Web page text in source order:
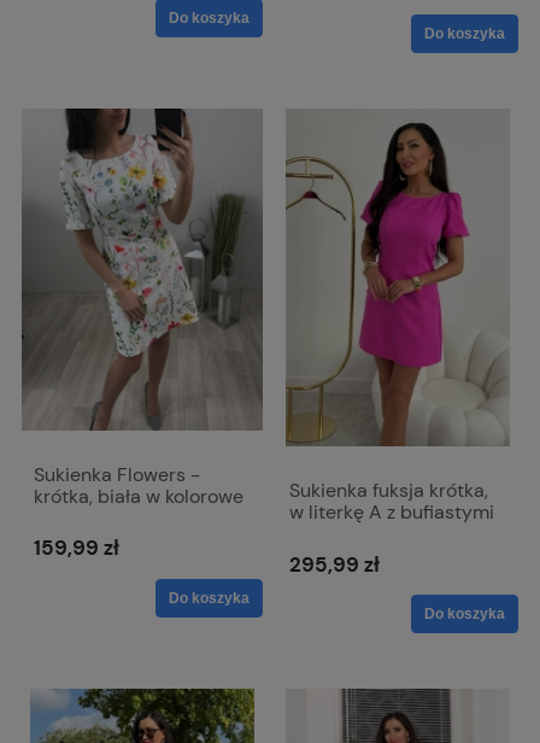
Do koszyka
Do koszyka
Sukienka Flowers -
krótka, biała w kolorowe
159,99 zł
Do koszyka
Sukienka fuksja krótka,
w literkę A z bufiastymi
295,99 zł
Do koszyka